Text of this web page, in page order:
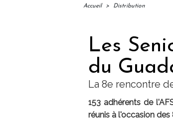
Accueil > Distribution
Les
du
La 8e rencontre
153 adhérents de
réunis à l'occasion